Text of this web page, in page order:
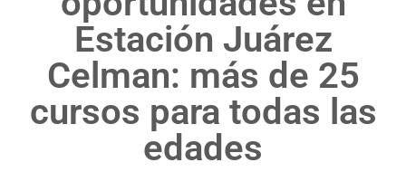
Estación Juárez
Celman: más de 25
cursos para todas las
edades